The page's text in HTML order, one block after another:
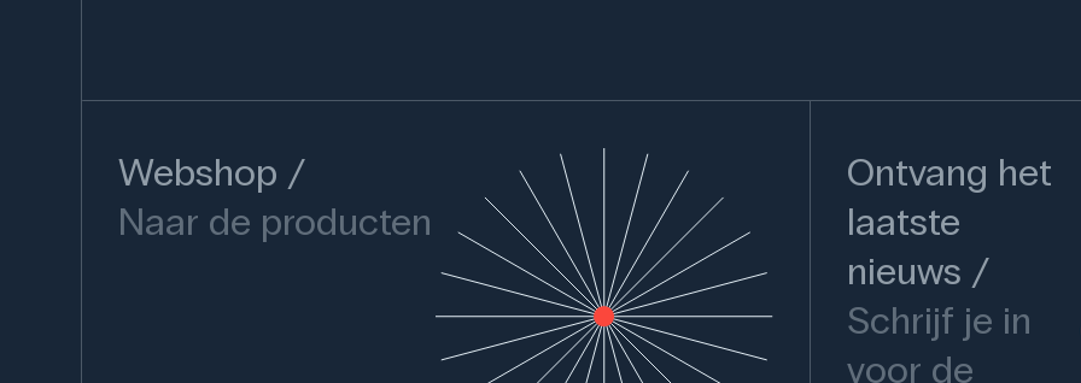
Webshop
Naar de producten
Ontvang het
laatste
nieuws
Schrijf je in
voor de